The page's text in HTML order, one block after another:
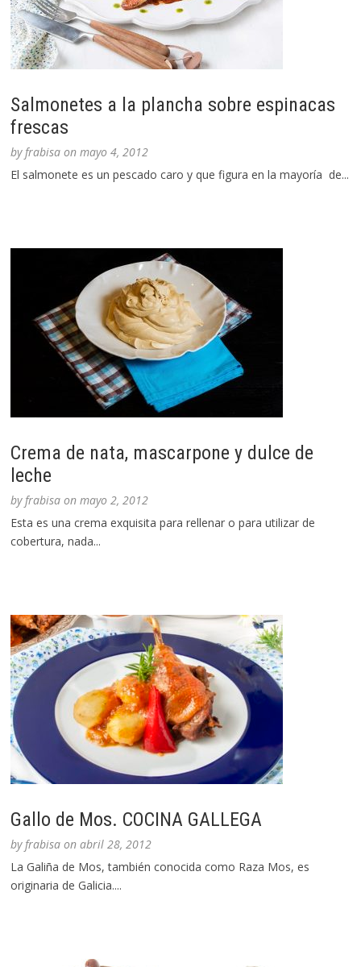
Salmonetes a la plancha sobre espinacas
frescas
byfrabisa onmayo 4, 2012
El salmonete es un pescado caro y que figura en la mayoría de...
Crema de nata, mascarpone y dulce de
leche
byfrabisa onmayo 2, 2012
Esta es una crema exquisita para rellenar o para utilizar de
cobertura, nada...
Gallo de Mos. COCINA GALLEGA
byfrabisa onabril 28, 2012
La Galiña de Mos, también conocida como Raza Mos, es
originaria de Galicia....